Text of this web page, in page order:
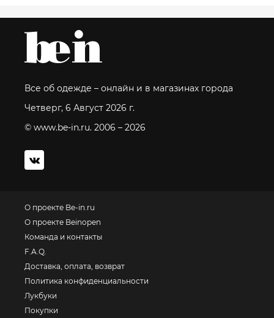
Все об одежде – онлайн и в магазинах города
Четверг, 6 Август 2026 г.
© www.be-in.ru. 2006 – 2026
О проекте Be-in.ru
О проекте Beinopen
Команда и контакты
F.A.Q.
Доставка, оплата, возврат
Политика конфиденциальности
Лукбуки
Покупки